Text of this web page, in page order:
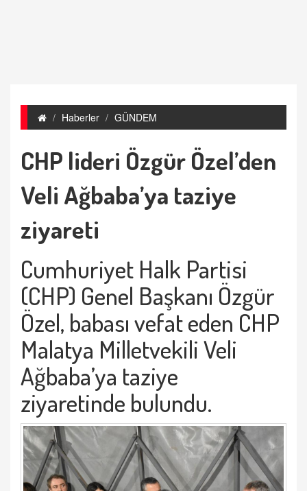
Haberler GÜNDEM
CHP lideri Özgür Özel’den
Veli Ağbaba’ya taziye
ziyareti
Cumhuriyet Halk Partisi
(CHP) Genel Başkanı Özgür
Özel, babası vefat eden CHP
Malatya Milletvekili Veli
Ağbaba’ya taziye
ziyaretinde bulundu.